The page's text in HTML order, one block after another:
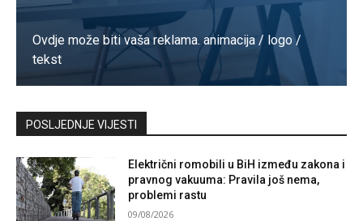
Ovdje može biti vaša reklama. animacija / logo /
tekst
Kontaktirajte nas
POSLJEDNJE VIJESTI
Električni romobili u BiH između zakona i
pravnog vakuuma: Pravila još nema,
problemi rastu
09/08/2026